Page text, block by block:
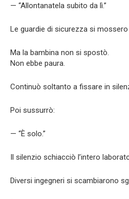
— “Allontanatela subito da lì.”
Le guardie di sicurezza si
Ma la bambina non si spostò.
Non ebbe paura.
Continuò soltanto a fissare in
Poi sussurrò:
— “È solo.”
Il silenzio schiacciò l’intero
Diversi ingegneri si scambiarono